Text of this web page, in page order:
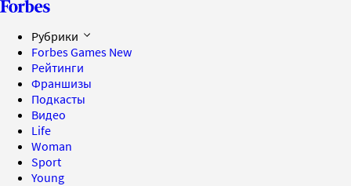
Рубрики
Forbes Games New
Рейтинги
Франшизы
Подкасты
Видео
Life
Woman
Sport
Young